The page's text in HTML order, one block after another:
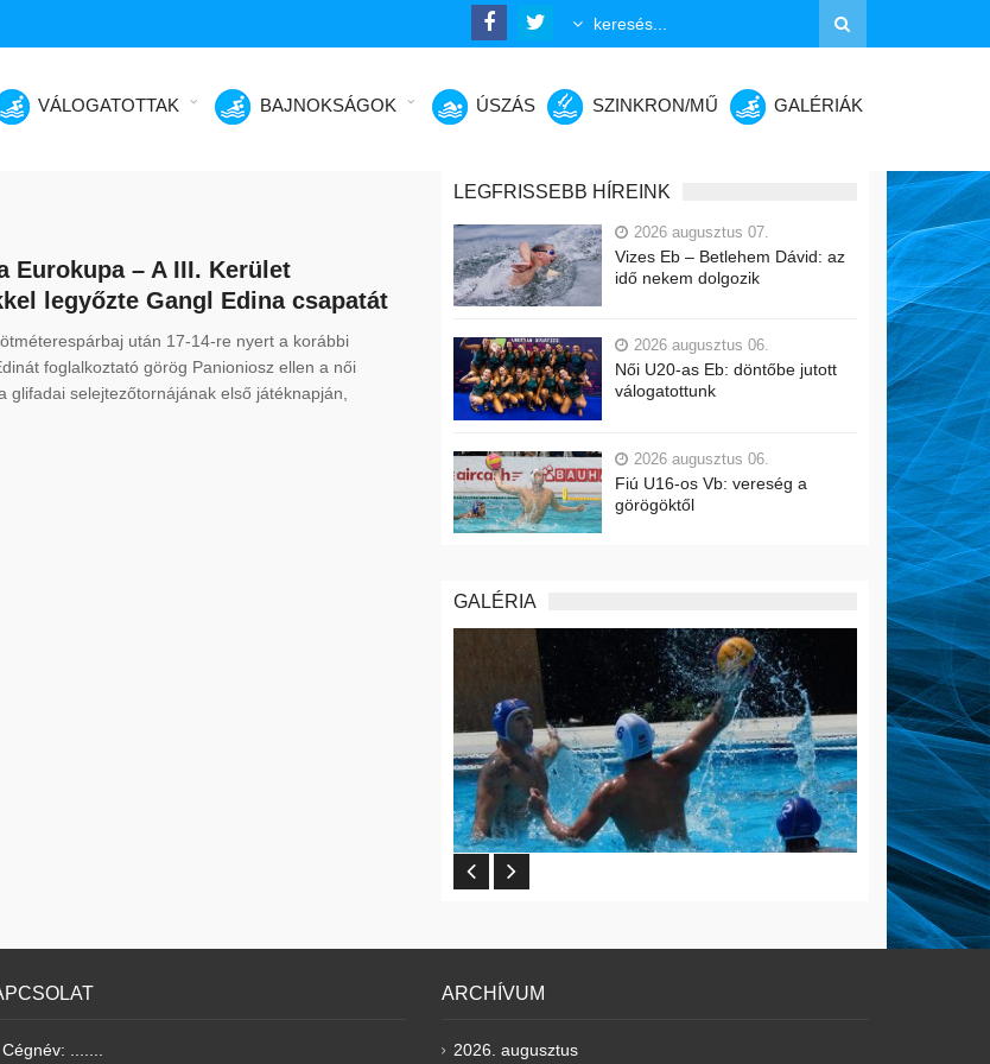
VÁLOGATOTTAK BAJNOKSÁGOK ÚSZÁS SZINKRON/MŰ GALÉRIÁK
Eurokupa – A III. Kerület
legyőzte Gangl Edina csapatát
után 17-14-re nyert a korábbi
foglalkoztató görög Panioniosz ellen a női
glifadai selejtezőtornájának első játéknapján,
LEGFRISSEBB HÍREINK
2026 augusztus 07.
Vizes Eb – Betlehem Dávid: az
idő nekem dolgozik
2026 augusztus 06.
Női U20-as Eb: döntőbe jutott
válogatottunk
2026 augusztus 06.
Fiú U16-os Vb: vereség a
görögöktől
GALÉRIA
Cégnév: .......
ARCHÍVUM
2026. augusztus